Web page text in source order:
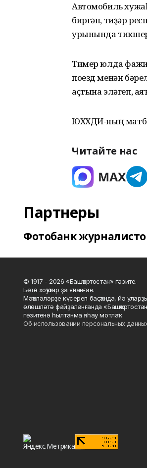
Автомобиль
биргән, тиҙәр
урынында
Тимер юлда
поезд менән
аҫтына эләгеп,
ЮХХДИ-ның
Читайте нас
Партнеры
Фотобанк
© 1917 - 2026 «Башҡортостан» гәзите.
Бөтә хоҡуҡтар ҙа яҡланған.
Мәҡәләләрҙе күсереп баҫҡанда, йә
өлөшләтә файҙаланғанда
гәзитенә һылтанма яһау мотлаҡ.
Об использовании персональных